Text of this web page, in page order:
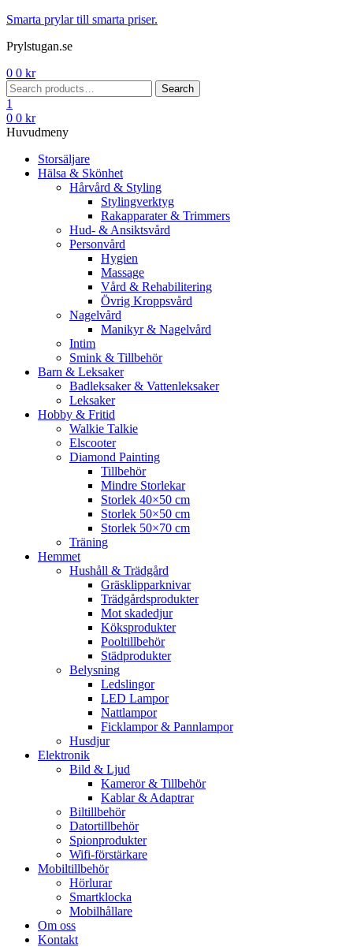
Menu
Smarta prylar till smarta priser.
Prylstugan.se
0 0 kr
Search
for:
Search
1
0 0 kr
Huvudmeny
Storsäljare
Hälsa & Skönhet
Hårvård & Styling
Stylingverktyg
Rakapparater & Trimmers
Hud- & Ansiktsvård
Personvård
Hygien
Massage
Vård & Rehabilitering
Övrig Kroppsvård
Nagelvård
Manikyr & Nagelvård
Intim
Smink & Tillbehör
Barn & Leksaker
Badleksaker & Vattenleksaker
Leksaker
Hobby & Fritid
Walkie Talkie
Elscooter
Diamond Painting
Tillbehör
Mindre Storlekar
Storlek 40×50 cm
Storlek 50×50 cm
Storlek 50×70 cm
Träning
Hemmet
Hushåll & Trädgård
Gräsklipparknivar
Trädgårdsprodukter
Mot skadedjur
Köksprodukter
Pooltillbehör
Städprodukter
Belysning
Ledslingor
LED Lampor
Nattlampor
Ficklampor & Pannlampor
Husdjur
Elektronik
Bild & Ljud
Kameror & Tillbehör
Kablar & Adaptrar
Biltillbehör
Datortillbehör
Spionprodukter
Wifi-förstärkare
Mobiltillbehör
Hörlurar
Smartklocka
Mobilhållare
Om oss
Kontakt